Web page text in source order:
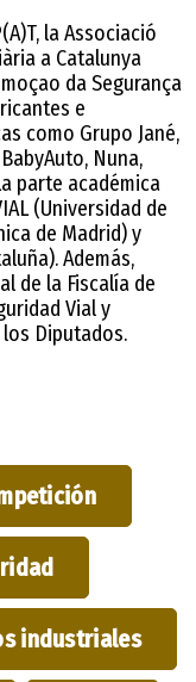
la Associació
a Catalunya
da Segurança
e
como Grupo Jané,
Nuna,
parte académica
(Universidad de
de Madrid) y
Además,
de la Fiscalía de
Vial y
Diputados.
industriales